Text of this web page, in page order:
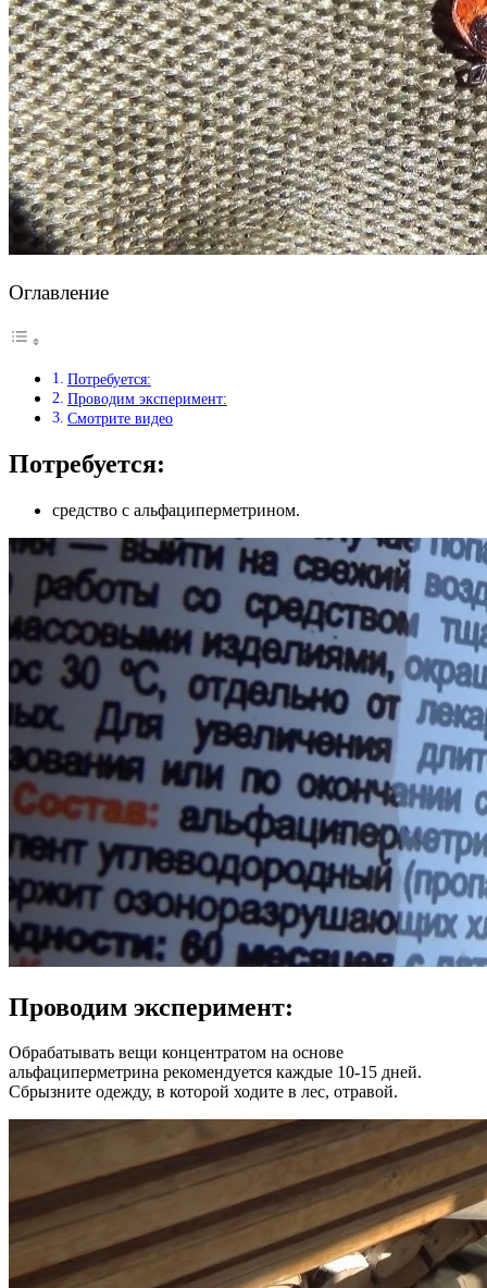
Оглавление
Потребуется:
Проводим эксперимент:
Смотрите видео
Потребуется:
средство с альфациперметрином.
Проводим эксперимент:
Обрабатывать вещи концентратом на основе
альфациперметрина рекомендуется каждые 10-15 дней.
Сбрызните одежду, в которой ходите в лес, отравой.